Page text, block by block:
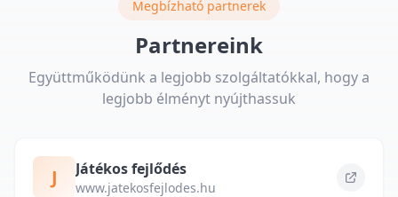
Megbízható partnerek
Partnereink
Együttműködünk a legjobb szolgáltatókkal, hogy a
legjobb élményt nyújthassuk
J Játékos fejlődés
www.jatekosfejlodes.hu